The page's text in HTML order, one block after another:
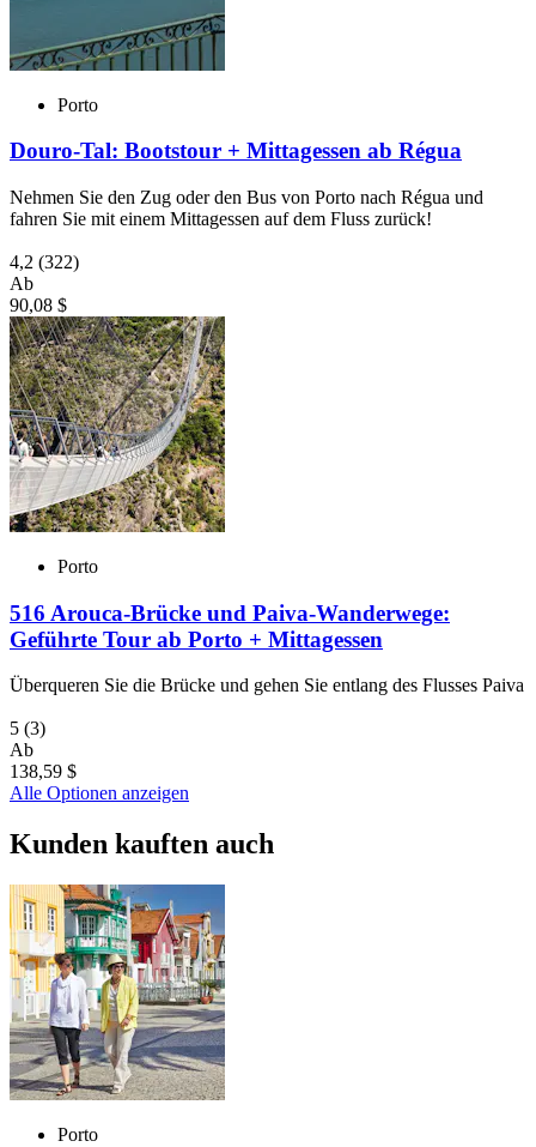
Porto
Douro-Tal: Bootstour + Mittagessen ab Régua
Nehmen Sie den Zug oder den Bus von Porto nach Régua und
fahren Sie mit einem Mittagessen auf dem Fluss zurück!
4,2 (322)
Ab
90,08 $
Porto
516 Arouca-Brücke und Paiva-Wanderwege:
Geführte Tour ab Porto + Mittagessen
Überqueren Sie die Brücke und gehen Sie entlang des Flusses Paiva
5 (3)
Ab
138,59 $
Alle Optionen anzeigen
Kunden kauften auch
Porto